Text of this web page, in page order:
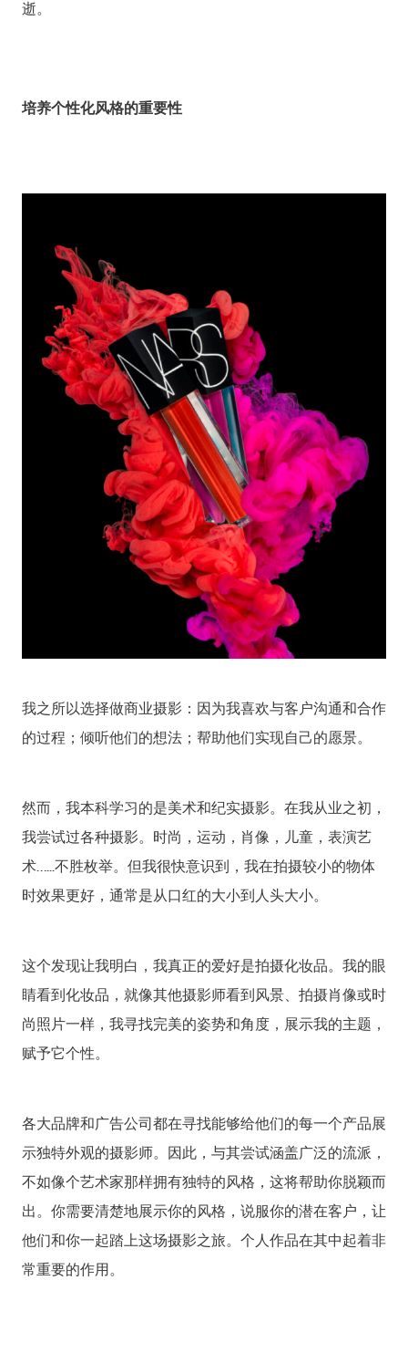
逝。
培养个性化风格的重要性
我之所以选择做商业摄影：因为我喜欢与客户沟通和合作
的过程；倾听他们的想法；帮助他们实现自己的愿景。
然而，我本科学习的是美术和纪实摄影。在我从业之初，
我尝试过各种摄影。时尚，运动，肖像，儿童，表演艺
术…...不胜枚举。但我很快意识到，我在拍摄较小的物体
时效果更好，通常是从口红的大小到人头大小。
这个发现让我明白，我真正的爱好是拍摄化妆品。我的眼
睛看到化妆品，就像其他摄影师看到风景、拍摄肖像或时
尚照片一样，我寻找完美的姿势和角度，展示我的主题，
赋予它个性。
各大品牌和广告公司都在寻找能够给他们的每一个产品展
示独特外观的摄影师。因此，与其尝试涵盖广泛的流派，
不如像个艺术家那样拥有独特的风格，这将帮助你脱颖而
出。你需要清楚地展示你的风格，说服你的潜在客户，让
他们和你一起踏上这场摄影之旅。个人作品在其中起着非
常重要的作用。